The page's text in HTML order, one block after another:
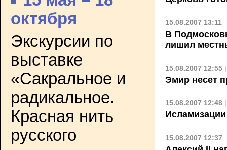
октября
Экскурсии по
выставке
«Сакральное и
радикальное.
Красная нить
русского
15.08.2007 13:11
В
лишил
15.08.2007 12:55
Эмир несет
15.08.2007 12:48
15.08.2007 12:37